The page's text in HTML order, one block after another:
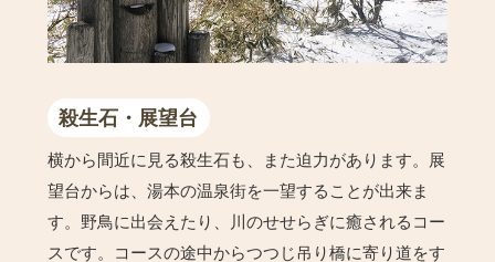
殺生石・展望台
横から間近に見る殺生石も、また迫力があります。展
望台からは、湯本の温泉街を一望することが出来ま
す。野鳥に出会えたり、川のせせらぎに癒されるコー
スです。コースの途中からつつじ吊り橋に寄り道をす